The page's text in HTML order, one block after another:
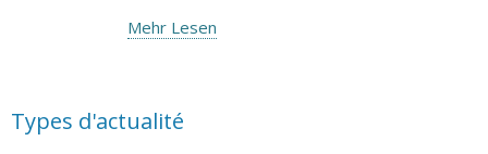
Mehr Lesen
Types d'actualité